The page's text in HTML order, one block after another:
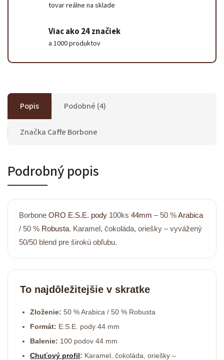
tovar reálne na sklade
Viac ako 24 značiek
a 1000 produktov
Popis Podobné (4)
Značka Caffe Borbone
Podrobný popis
Borbone ORO E.S.E. pody 100ks 44mm – 50 %Arabica
/ 50 % Robusta. Karamel, čokoláda, oriešky – vyvážený
50/50 blend pre širokú obľubu.
To najdôležitejšie v skratke
Zloženie: 50 % Arabica / 50 % Robusta
Formát: E.S.E. pody 44 mm
Balenie: 100 podov 44 mm
Chuťový profil: Karamel, čokoláda, oriešky –